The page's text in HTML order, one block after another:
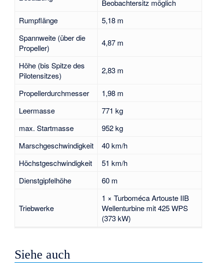
Beobachtersitz möglich
Rumpflänge
5,18 m
Spannweite (über die
Propeller)
4,87 m
Höhe (bis Spitze des
Pilotensitzes)
2,83 m
Propellerdurchmesser
1,98 m
Leermasse
771 kg
max. Startmasse
952 kg
Marschgeschwindigkeit
40 km/h
Höchstgeschwindigkeit
51 km/h
Dienstgipfelhöhe
60 m
Triebwerke
1 × Turboméca ArtousteIIB
Wellenturbine mit 425 WPS
(373 kW)
Siehe auch